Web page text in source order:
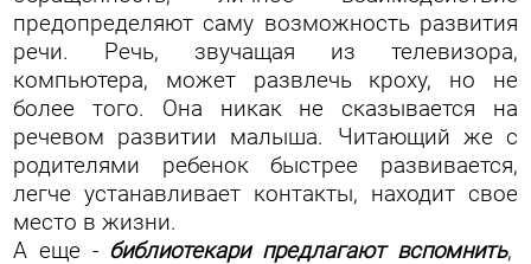
предопределяют саму возможность развития
речи. Речь, звучащая из телевизора,
компьютера, может развлечь кроху, но не
более того. Она никак не сказывается на
речевом развитии малыша. Читающий же с
родителями ребенок быстрее развивается,
легче устанавливает контакты, находит свое
место в жизни.
А еще - библиотекари предлагают вспомнить,